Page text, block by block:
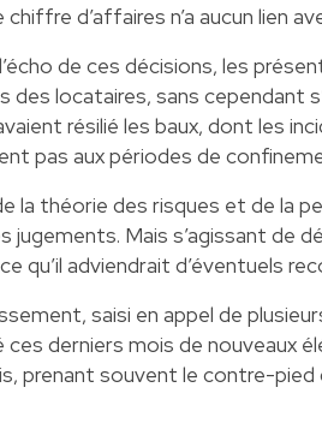
d’affaires n’a aucun lien
de ces décisions, les
locataires, sans cependant
résilié les baux, dont les
pas aux périodes de
la théorie des risques et de la
Mais s’agissant de
qu’il adviendrait d’éventuels
saisi en appel de
ces derniers mois de nouveaux
prenant souvent le contre-pied